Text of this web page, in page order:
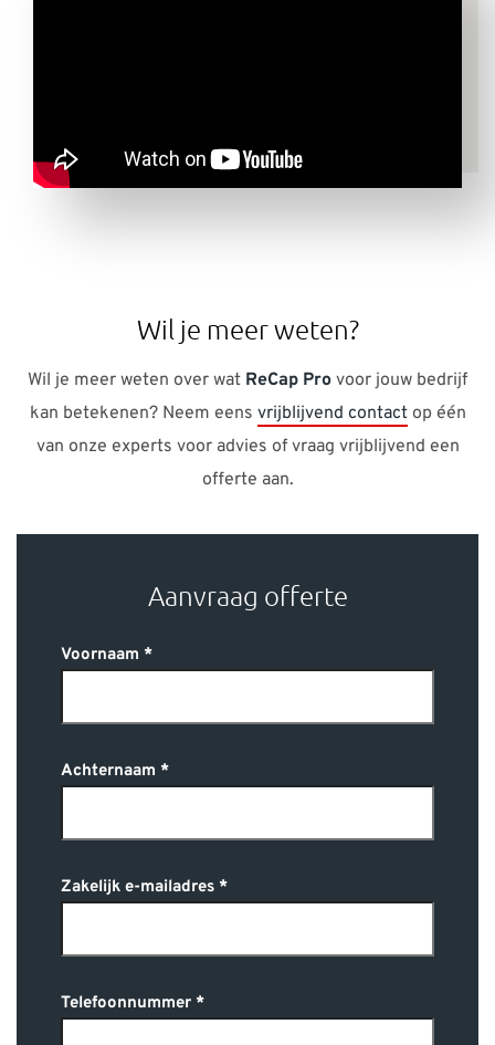
Wil je meer weten?
Wil je meer weten over wat ReCap Pro voor jouw bedrijf
kan betekenen? Neem eens vrijblijvend contactop één
van onze experts voor advies of vraag vrijblijvend een
offerte aan.
Aanvraag offerte
Voornaam
Achternaam
Zakelijk e-mailadres
Telefoonnummer